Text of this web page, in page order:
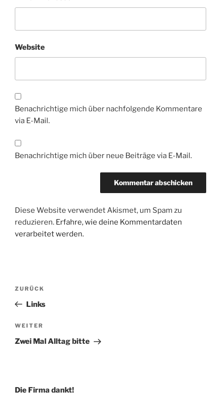
Website
Benachrichtige mich über nachfolgende Kommentare
via E-Mail.
Benachrichtige mich über neue Beiträge via E-Mail.
Diese Website verwendet Akismet, um Spam zu
reduzieren. Erfahre, wie deine Kommentardaten
verarbeitet werden.
Beitragsnavigation
Vorheriger
Beitrag
ZURÜCK
Links
Nächster
Beitrag
WEITER
Zwei Mal Alltag bitte
Die Firma dankt!